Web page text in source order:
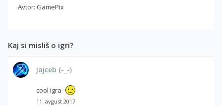
Avtor: GamePix
Kaj si misliš o igri?
jajceb (-_-)
cool igra
11. avgust 2017